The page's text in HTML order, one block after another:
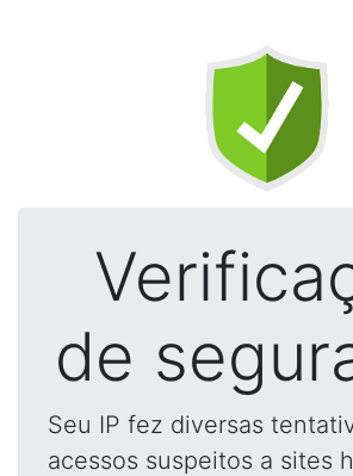
de
Seu IP fez diversas
acessos suspeitos a sites